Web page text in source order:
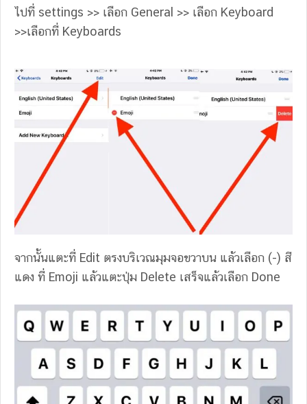
ไปที่ settings >> เลือก General >> เลือก Keyboard
>>เลือกที่ Keyboards
จากนั้นแตะที่ Edit ตรงบริเวณมุมจอขวาบน แล้วเลือก (-) สี
แดง ที่ Emoji แล้วแตะปุ่ม Delete เสร็จแล้วเลือก Done